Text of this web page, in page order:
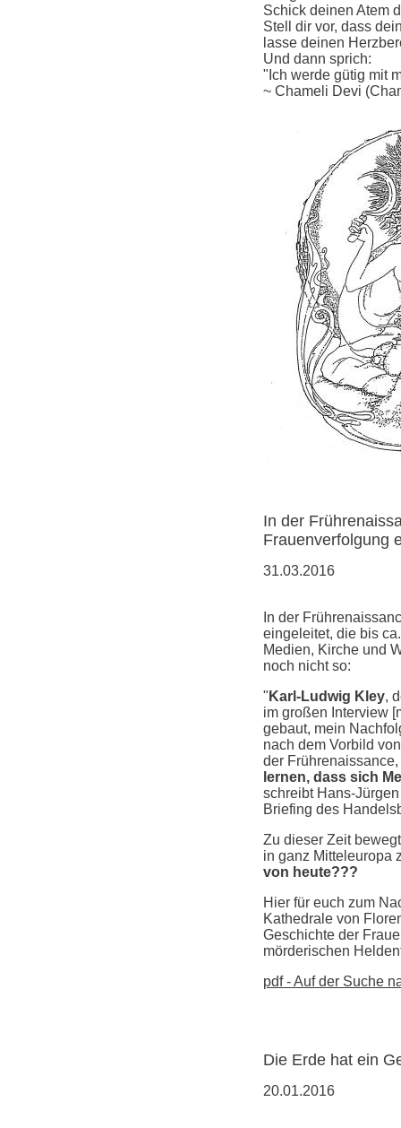
Schick deinen Atem
Stell dir vor, dass
lasse deinen
Und dann sprich:
"Ich werde gütig mit
~ Chameli Devi
In der
Frauenverfolgung
31.03.2016
In der
eingeleitet, die bis
Medien, Kirche und
noch nicht so:
" Karl-Ludwig Kley,
im großen Interview
gebaut, mein
nach dem Vorbild
der
lernen, dass sich
schreibt Hans-
Briefing des
Zu dieser Zeit
in ganz Mitteleuropa
von heute???
Hier für euch zum
Kathedrale von
Geschichte der
mörderischen
pdf - Auf der Suche
Die Erde hat ein
20.01.2016